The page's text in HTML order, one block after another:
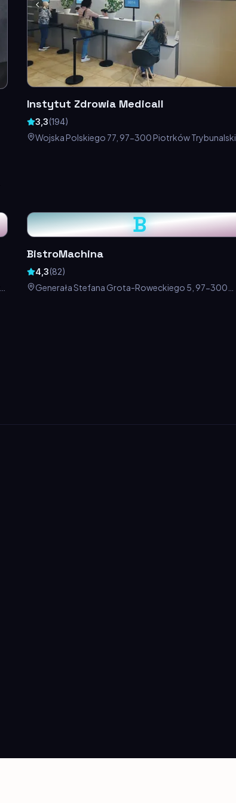
Instytut Zdrowia Medicall
3,3(194)
Wojska Polskiego 77, 97-300 Piotrków Trybunalski,
B
BistroMachina
4,3(82)
Generała Stefana Grota-Roweckiego 5, 97-300